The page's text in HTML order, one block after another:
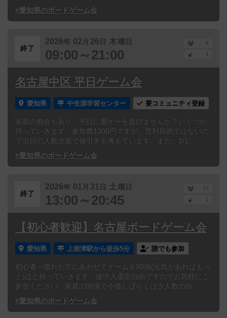
#愛知県のボードゲーム会
終了
2026年 02 月 26 日 木曜日
09:00～21:00
5
1
名古屋中区 平日ゲーム会
愛知県 中生涯学習センター 要コミュニティ登録
家庭の都合もあり、平日に重ゲーを遊びませんか？いくつか
持っていきます。参加費1000円ですが、営利目的ではないの
で当日の人数次第で値引きも考えています。また、2/1...
#愛知県のボードゲーム会
終了
2026年 01 月 31 日 土 曜日
13:00～20:45
10
1
【初心者歓迎】名古屋ボードゲーム会
愛知県 上前津駅から徒歩5分 誰でも参加
初心者～慣れた方にあわせてゲームを30個(元気があればもっ
と)ほど持っていきます。途中入退室自由ですのでお気軽にご
参加ください。家庭の関係で今後しばらくは少人数の自...
#愛知県のボードゲーム会